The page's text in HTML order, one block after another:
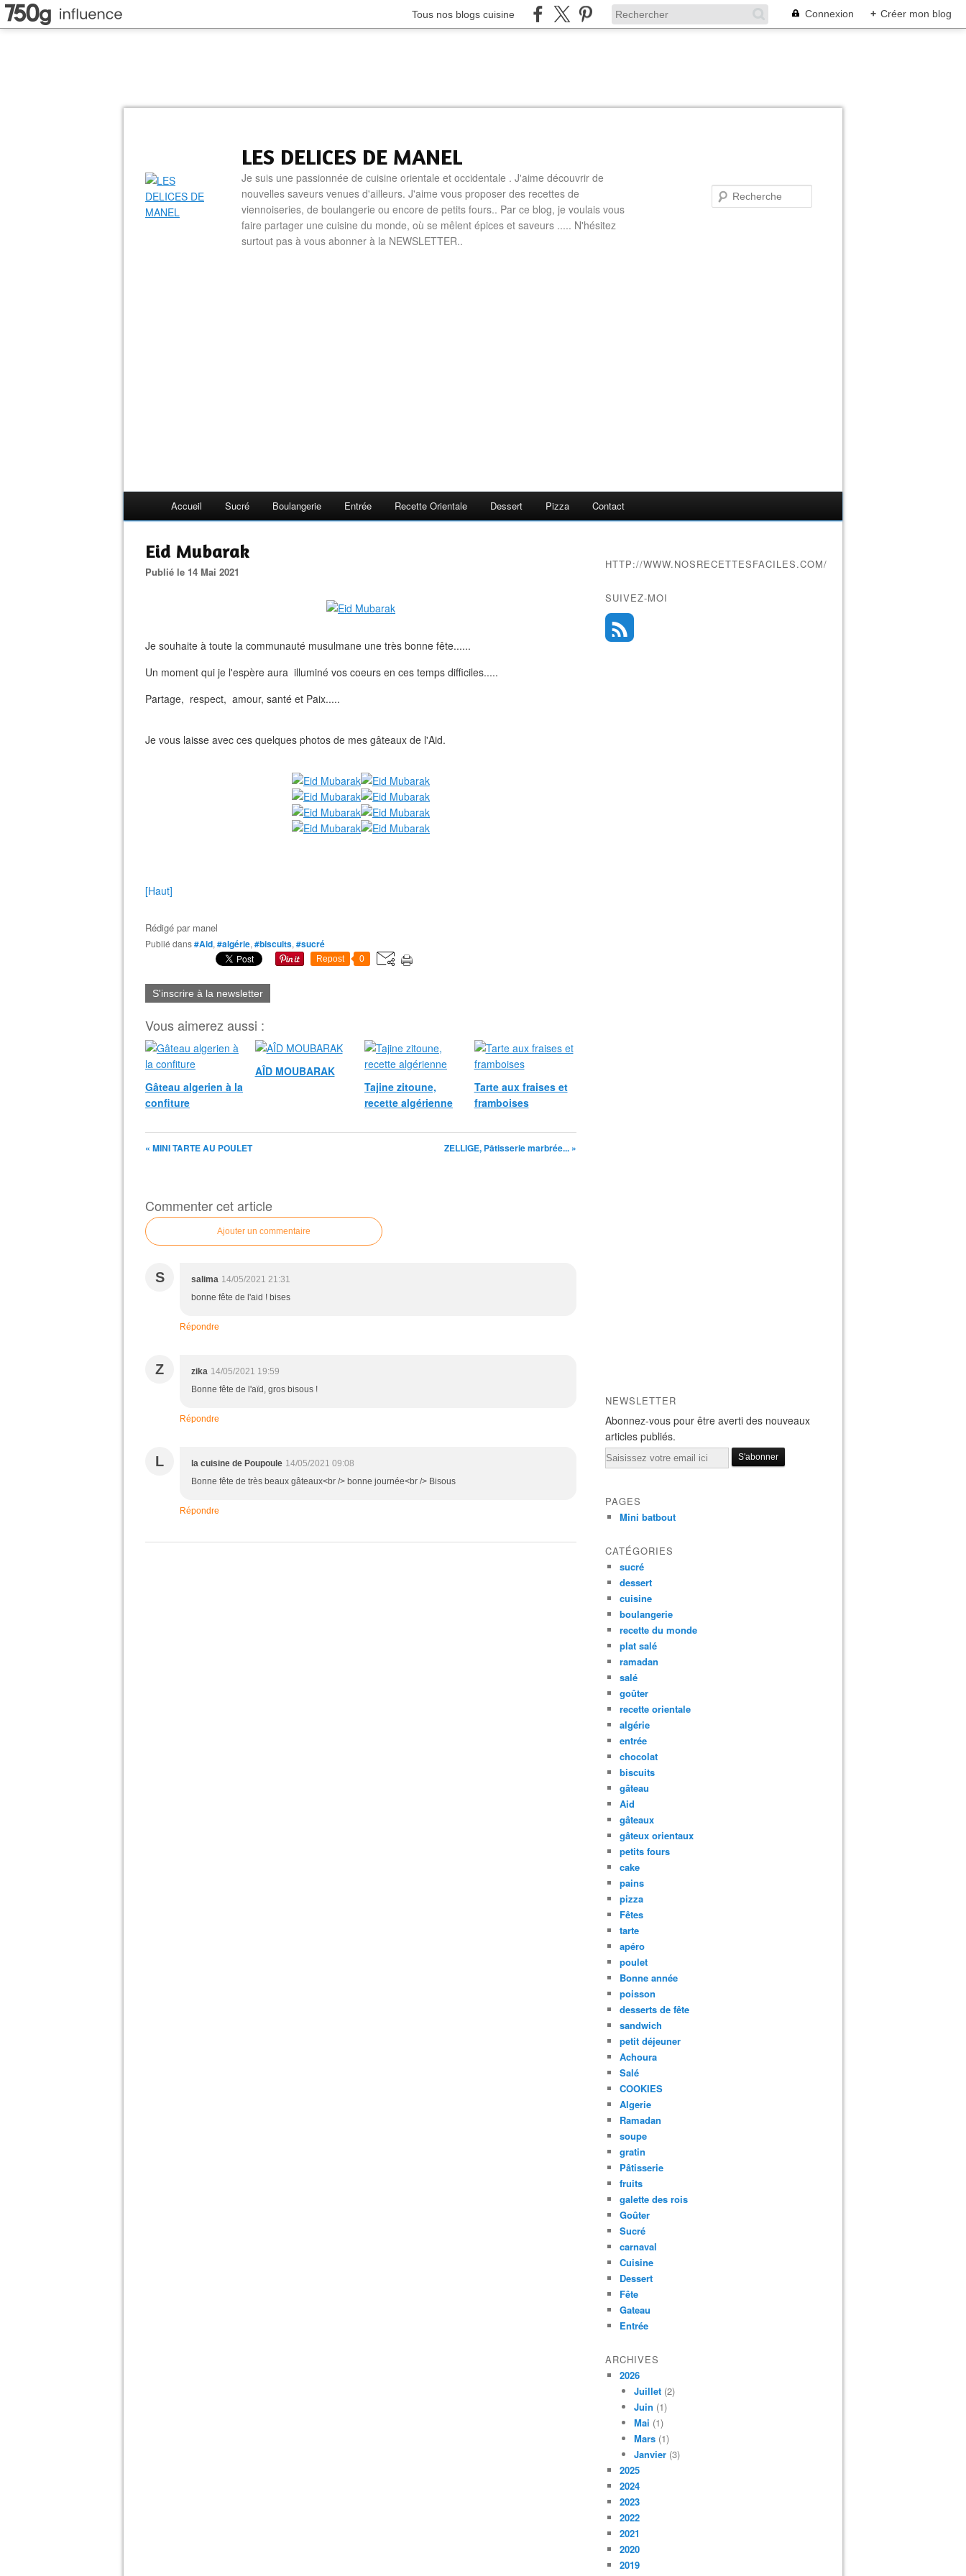
Tous nos blogs cuisine Connexion + Créer mon blog
LES DELICES DE MANEL
Je suis une passionnée de cuisine orientale et occidentale . J'aime découvrir de
nouvelles saveurs venues d'ailleurs. J'aime vous proposer des recettes de
viennoiseries, de boulangerie ou encore de petits fours.. Par ce blog, je voulais vous
faire partager une cuisine du monde, où se mêlent épices et saveurs ..... N'hésitez
surtout pas à vous abonner à la NEWSLETTER..
Accueil Sucré Boulangerie Entrée Recette Orientale Dessert Pizza Contact
Eid Mubarak
Publié le 14 Mai 2021
Je souhaite à toute la communauté musulmane une très bonne fête......
Un moment qui je l'espère aura illuminé vos coeurs en ces temps difficiles.....
Partage, respect, amour, santé et Paix.....
Je vous laisse avec ces quelques photos de mes gâteaux de l'Aid.
[Haut]
Rédigé par manel
Publié dans#Aid, #algérie, #biscuits, #sucré
Repost 0
S'inscrire à la newsletter
Vous aimerez aussi :
Gâteau algerien à la
confiture
AÎD MOUBARAK
Tajine zitoune,
recette algérienne
Tarte aux fraises et
framboises
« MINI TARTE AU POULET ZELLIGE, Pâtisserie marbrée... »
Commenter cet article
Ajouter un commentaire
S salima 14/05/2021 21:31
bonne fête de l'aid ! bises
Répondre
Z zika 14/05/2021 19:59
Bonne fête de l'aïd, gros bisous !
Répondre
L la cuisine de Poupoule 14/05/2021 09:08
Bonne fête de très beaux gâteaux<br /> bonne journée<br /> Bisous
Répondre
HTTP://WWW.NOSRECETTESFACILES.COM/
SUIVEZ-MOI
NEWSLETTER
Abonnez-vous pour être averti des nouveaux
articles publiés.
Email
PAGES
Mini batbout
CATÉGORIES
sucré
dessert
cuisine
boulangerie
recette du monde
plat salé
ramadan
salé
goûter
recette orientale
algérie
entrée
chocolat
biscuits
gâteau
Aid
gâteaux
gâteux orientaux
petits fours
cake
pains
pizza
Fêtes
tarte
apéro
poulet
Bonne année
poisson
desserts de fête
sandwich
petit déjeuner
Achoura
Salé
COOKIES
Algerie
Ramadan
soupe
gratin
Pâtisserie
fruits
galette des rois
Goûter
Sucré
carnaval
Cuisine
Dessert
Fête
Gateau
Entrée
ARCHIVES
2026
Juillet (2)
Juin (1)
Mai (1)
Mars (1)
Janvier (3)
2025
2024
2023
2022
2021
2020
2019